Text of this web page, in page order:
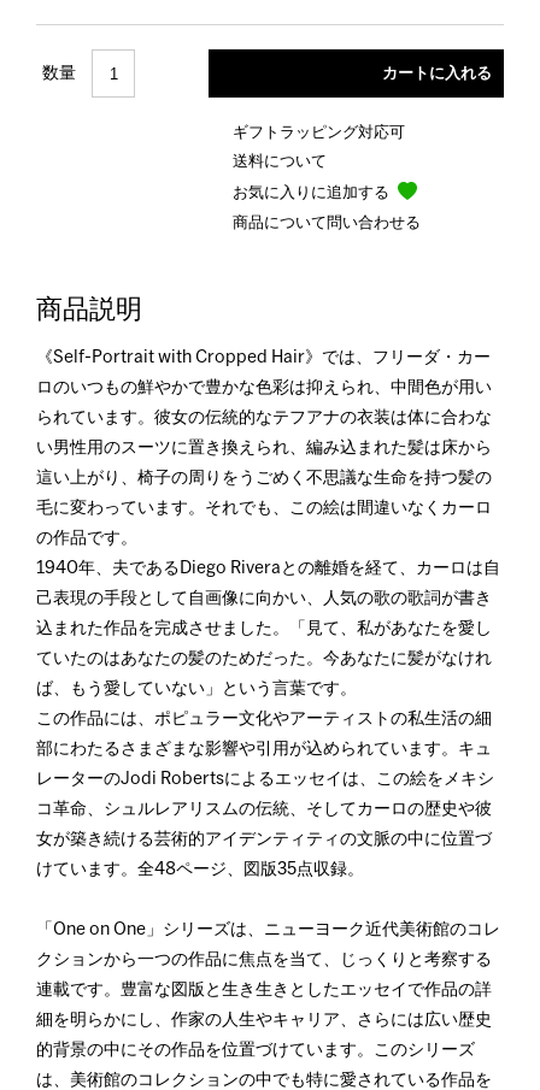
数量
ギフトラッピング対応可
送料について
お気に入りに追加する
商品について問い合わせる
商品説明
《Self-Portrait with Cropped Hair》では、フリーダ・カー
ロのいつもの鮮やかで豊かな色彩は抑えられ、中間色が用い
られています。彼女の伝統的なテフアナの衣装は体に合わな
い男性用のスーツに置き換えられ、編み込まれた髪は床から
這い上がり、椅子の周りをうごめく不思議な生命を持つ髪の
毛に変わっています。それでも、この絵は間違いなくカーロ
の作品です。
1940年、夫であるDiego Riveraとの離婚を経て、カーロは自
己表現の手段として自画像に向かい、人気の歌の歌詞が書き
込まれた作品を完成させました。「見て、私があなたを愛し
ていたのはあなたの髪のためだった。今あなたに髪がなけれ
ば、もう愛していない」という言葉です。
この作品には、ポピュラー文化やアーティストの私生活の細
部にわたるさまざまな影響や引用が込められています。キュ
レーターのJodi Robertsによるエッセイは、この絵をメキシ
コ革命、シュルレアリスムの伝統、そしてカーロの歴史や彼
女が築き続ける芸術的アイデンティティの文脈の中に位置づ
けています。全48ページ、図版35点収録。
「One on One」シリーズは、ニューヨーク近代美術館のコレ
クションから一つの作品に焦点を当て、じっくりと考察する
連載です。豊富な図版と生き生きとしたエッセイで作品の詳
細を明らかにし、作家の人生やキャリア、さらには広い歴史
的背景の中にその作品を位置づけています。このシリーズ
は、美術館のコレクションの中でも特に愛されている作品を